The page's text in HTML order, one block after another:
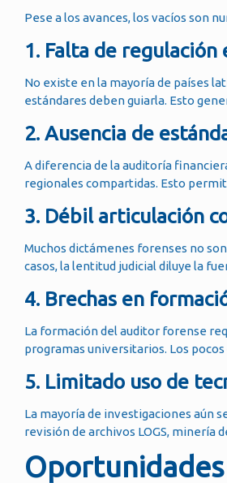
Pese a los avances, los vacíos son
1. Falta de regulación
No existe en la mayoría de países
estándares deben guiarla. Esto
2. Ausencia de
A diferencia de la auditoría
regionales compartidas. Esto
3. Débil articulación
Muchos dictámenes forenses no
casos, la lentitud judicial diluye la
4. Brechas en
La formación del auditor forense
programas universitarios. Los
5. Limitado uso de
La mayoría de investigaciones aún
revisión de archivos LOGS, minería